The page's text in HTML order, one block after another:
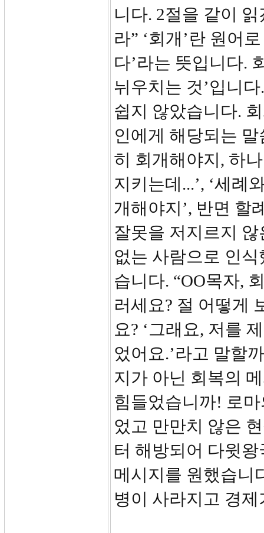
니다. 2절을 같이
라” ‘회개’란 원어
다’라는 뜻입니다.
뉘우치는 것’입니
쉽지 않았습니다.
인에게 해당되는
히 회개해야지, 하
지키는데...’, ‘세례
개해야지’, 반면 할
잘못을 저지르지
없는 사람으로 인
습니다. “OO목자,
러세요? 절 어떻게
요? ‘그래요, 저를
었어요.’라고 말할
지가 아닌 회복의
힘들었습니까! 로
었고 만만치 않은
터 해방되어 다윗
메시지를 원했습니
병이 사라지고 경